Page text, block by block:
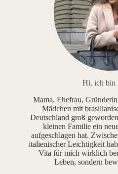
Hi, ich bin
Mama, Ehefrau,
Mädchen mit
Deutschland groß
kleinen Familie ein
aufgeschlagen hat.
italienischer Leichtigkeit
Vita für mich wirklich
Leben, sondern